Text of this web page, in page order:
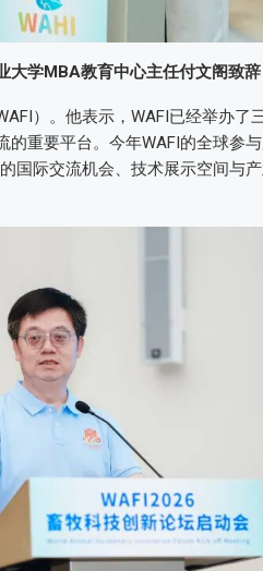
大学MBA教育中心主任付文阁致辞
）。他表示，WAFI已经举办了
重要平台。今年WAFI的全球参
国际交流机会、技术展示空间与